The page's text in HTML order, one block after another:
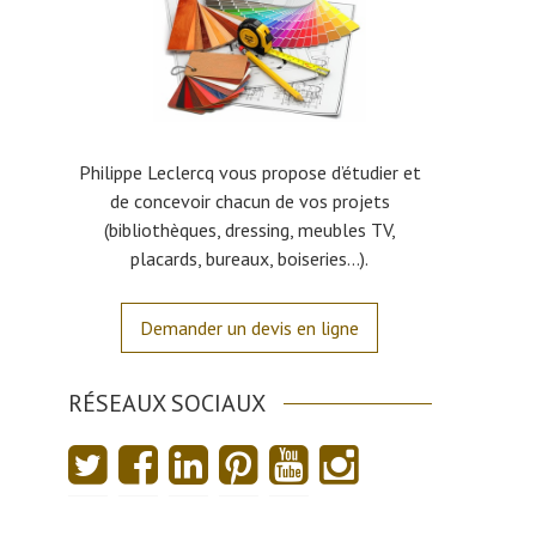
Philippe Leclercq vous propose d’étudier et
de concevoir chacun de vos projets
(bibliothèques, dressing, meubles TV,
placards, bureaux, boiseries…).
Demander un devis en ligne
RÉSEAUX SOCIAUX